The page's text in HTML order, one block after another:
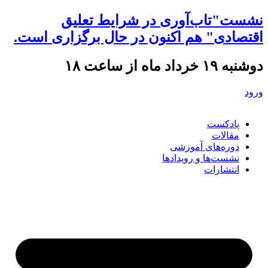
نشست"تاب‌آوری در شرایط تعلیق
اقتصادی" هم اکنون در حال برگزاری است.
دوشنبه ۱۹ خرداد ماه از ساعت ۱۸
ورود
پادکست
مقالات
دوره‌های آموزشی
نشست‌ها و رویدادها
انتشارات